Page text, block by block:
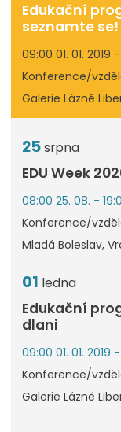
Edukační
seznamte se!
09:00 01. 01. 2019
Konference/
Galerie Lázně
25srpna
EDU Week
08:00 25. 08. -
Konference/
Mladá Boleslav,
01 ledna
Edukační
dlani
09:00 01. 01. 2019
Konference/
Galerie Lázně